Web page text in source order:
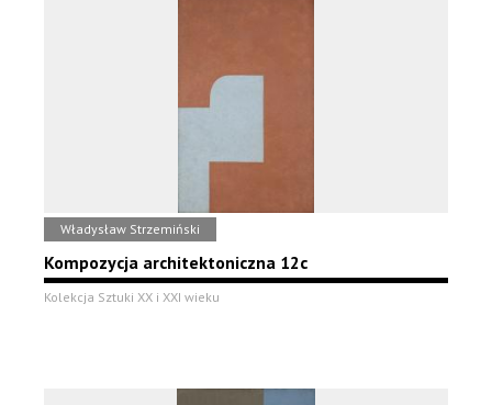
Władysław Strzemiński
Kompozycja architektoniczna 12c
Kolekcja Sztuki XX i XXI wieku